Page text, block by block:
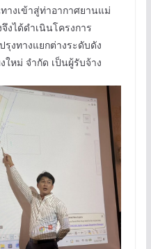
งเข้าสู่ท่าอากาศยานแม่
งได้ดำเนินโครงการ
รุงทางแยกต่างระดับดัง
หม่ จำกัด เป็นผู้รับจ้าง